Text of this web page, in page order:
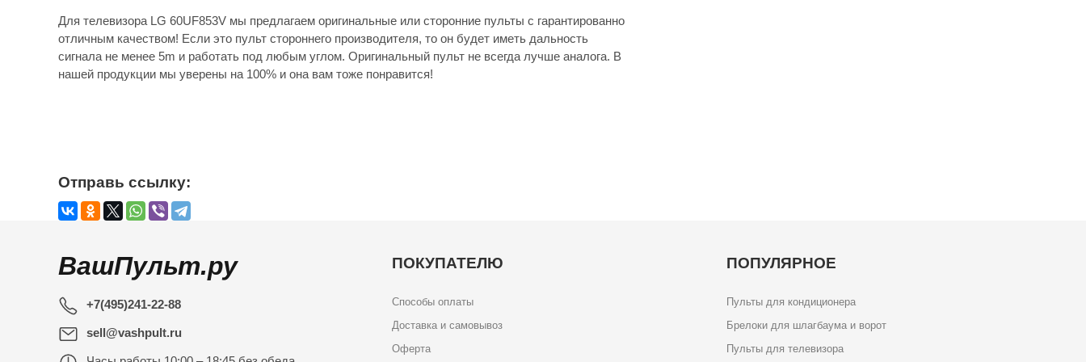
Для телевизора LG 60UF853V мы предлагаем оригинальные или сторонние пульты с гарантированно
отличным качеством! Если это пульт стороннего производителя, то он будет иметь дальность
сигнала не менее 5m и работать под любым углом. Оригинальный пульт не всегда лучше аналога. В
нашей продукции мы уверены на 100% и она вам тоже понравится!
Отправь ссылку:
ВашПульт.ру
+7(495)241-22-88
sell@vashpult.ru
ПОКУПАТЕЛЮ
Способы оплаты
Доставка и самовывоз
Оферта
ПОПУЛЯРНОЕ
Пульты для кондиционера
Брелоки для шлагбаума и ворот
Пульты для телевизора